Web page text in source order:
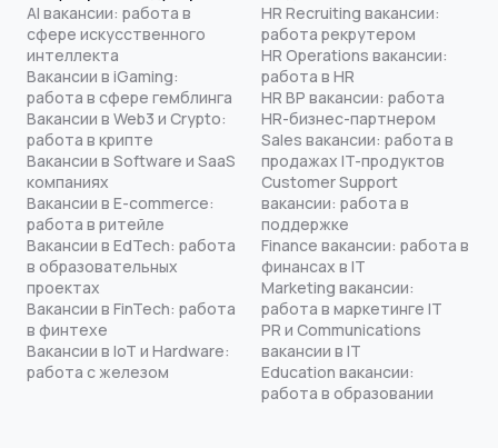
AI вакансии: работа в
сфере искусственного
интеллекта
Вакансии в iGaming:
работа в сфере гемблинга
Вакансии в Web3 и Crypto:
работа в крипте
Вакансии в Software и SaaS
компаниях
Вакансии в E-commerce:
работа в ритейле
Вакансии в EdTech: работа
в образовательных
проектах
Вакансии в FinTech: работа
в финтехе
Вакансии в IoT и Hardware:
работа с железом
HR Recruiting вакансии:
работа рекрутером
HR Operations вакансии:
работа в HR
HR BP вакансии: работа
HR-бизнес-партнером
Sales вакансии: работа в
продажах IT-продуктов
Customer Support
вакансии: работа в
поддержке
Finance вакансии: работа в
финансах в IT
Marketing вакансии:
работа в маркетинге IT
PR и Communications
вакансии в IT
Education вакансии:
работа в образовании